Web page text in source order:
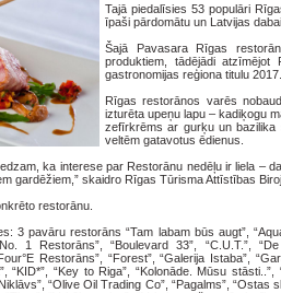
Tajā piedalīsies 53 populāri
īpaši pārdomātu un Latvijas
Šajā Pavasara Rīgas
produktiem, tādējādi atzīmējot
gastronomijas reģiona titulu
Rīgas restorānos varēs
izturēta upeņu lapu – kadiķogu
zefīrkrēms ar gurķu un bazilika
veltēm gatavotus ēdienus.
ka interese par Restorānu nedēļu ir liela –
gardēžiem,” skaidro Rīgas Tūrisma Attīstības
restorānu.
3 pavāru restorāns “Tam labam būs augt”,
1 Restorāns”, “Boulevard 33”, “C.U.T.”,
Restorāns”, “Forest”, “Galerija Istaba”,
“Key to Riga”, “Kolonāde. Mūsu stāsti..”,
“Olive Oil Trading Co”, “Pagalms”, “Ostas